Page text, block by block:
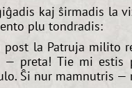
kaj ŝirmadis la
plu tondradis:
la Patruja milito
— preta! Tie mi
Ŝi nur mamnutris —